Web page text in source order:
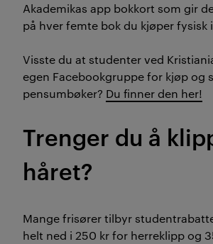
Akademikas app bokkort som gir
på hver femte bok du kjøper fysisk
Visste du at studenter ved
egen Facebookgruppe for kjøp og
pensumbøker? Du finner den her!
Trenger du å
håret?
Mange frisører tilbyr
helt ned i 250 kr for herreklipp og